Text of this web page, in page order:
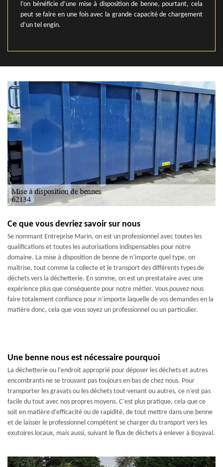
l’on bénéficie d’une mise à disposition de benne, pourtant, cela
peut se faire en une fois avec la grande capacité de chargement
d’un tel engin.
Ce que vous devriez savoir sur nous
Se nommant Entreprise Marin, on est un professionnel avec toutes les
qualifications et toutes les autorisations indispensables pour notre
domaine. La mise à disposition de benne de n’importe quel type, on
maîtrise, tout comme la collecte et le transport des différents types de
déchets vers la déchetterie. En somme, on est un prestataire avec une
expérience plus que conséquente pour notre métier. Vous pouvez nous
faire totalement confiance pour n’importe laquelle de vos demandes en la
matière donc, cela que vous soyez un professionnel ou un particulier.
Une benne nous est nécessaire pourquoi
La déchetterie ou l’endroit approprié pour déposer les déchets et autres
encombrants ne se trouvant pas toujours en bas de chez nous. Pour
transporter les gravats ou les déchets tout-venant ou autres, ce n’est pas
facile du tout avec nos propres moyens. C’est plus pratique, cela que ce
soit en matière d’efficacité ou de rapidité, de tout mettre dans une benne
et de laisser le professionnel compétent se charger du transport vers les
exutoires locaux, mais aussi, suivant le flux de déchets à enlever à Boyaval.